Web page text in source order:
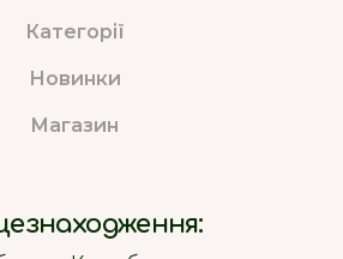
Категорії
Новинки
Магазин